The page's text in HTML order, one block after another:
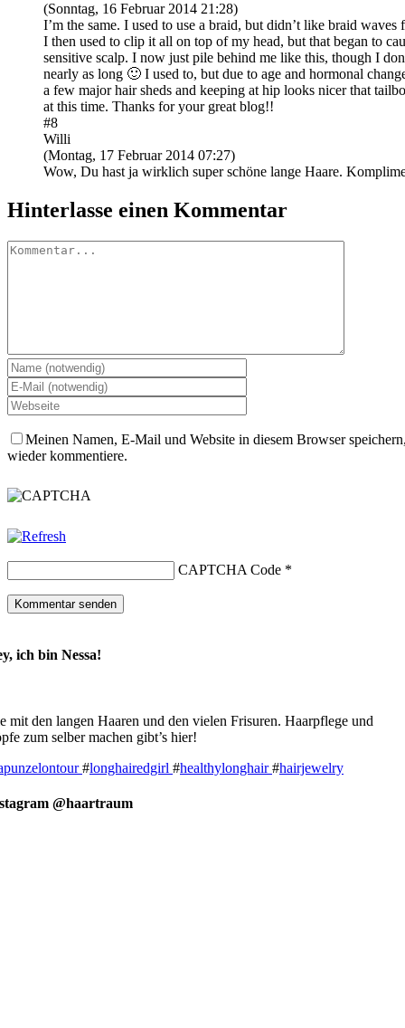
(Sonntag, 16 Februar 2014 21:28)
I’m the same. I used to use a braid, but didn’t like braid waves
I then used to clip it all on top of my head, but that began to
sensitive scalp. I now just pile behind me like this, though I
nearly as long 🙂 I used to, but due to age and hormonal
a few major hair sheds and keeping at hip looks nicer that
at this time. Thanks for your great blog!!
#8
Willi
(Montag, 17 Februar 2014 07:27)
Wow, Du hast ja wirklich super schöne lange Haare.
Hinterlasse einen Kommentar
Kommentar
Meinen Namen, E-Mail und Website in diesem Browser
wieder kommentiere.
CAPTCHA Code *
ich bin Nessa!
mit den langen Haaren und den vielen Frisuren. Haarpflege und
zum selber machen gibt’s hier!
#longhairedgirl #healthylonghair#hairjewelry
@haartraum